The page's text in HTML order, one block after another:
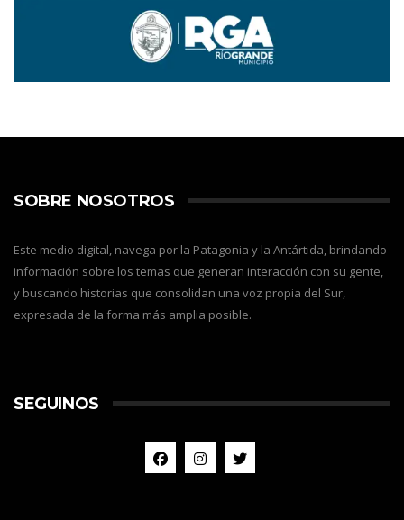
SOBRE NOSOTROS
Este medio digital, navega por la Patagonia y la Antártida, brindando
información sobre los temas que generan interacción con su gente,
y buscando historias que consolidan una voz propia del Sur,
expresada de la forma más amplia posible.
SEGUINOS